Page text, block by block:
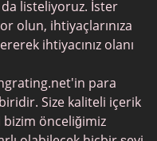
listeliyoruz. İster
olun, ihtiyaçlarınıza
ihtiyacınız olanı
para
Size kaliteli içerik
önceliğimiz